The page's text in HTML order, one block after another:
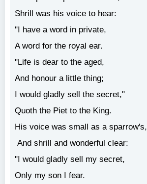
Shrill was his voice to hear:
"I have a word in private,
A word for the royal ear.
"Life is dear to the aged,
And honour a little thing;
I would gladly sell the secret,"
Quoth the Piet to the King.
His voice was small as a sparrow's,
And shrill and wonderful clear:
"I would gladly sell my secret,
Only my son I fear.